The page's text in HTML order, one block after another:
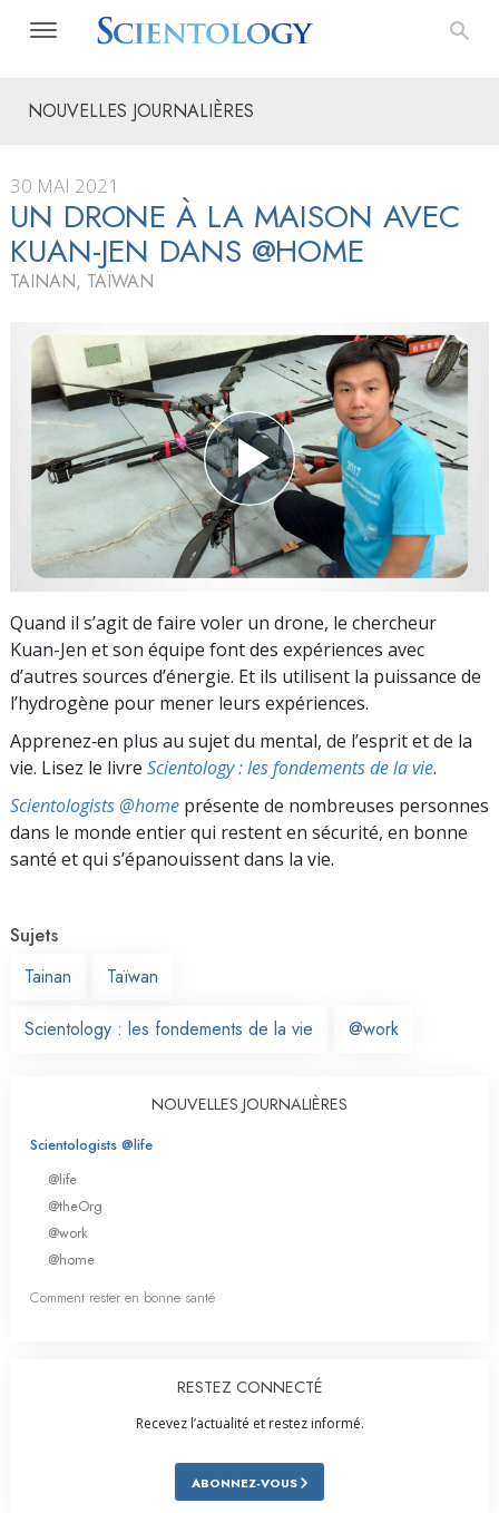
NOUVELLES JOURNALIÈRES
30 MAI 2021
UN DRONE À LA MAISON AVEC
KUAN-JEN DANS @HOME
TAINAN, TAÏWAN
Quand il s’agit de faire voler un drone, le chercheur
Kuan-Jen et son équipe font des expériences avec
d’autres sources d’énergie. Et ils utilisent la puissance de
l’hydrogène pour mener leurs expériences.
Apprenez‑en plus au sujet du mental, de l’esprit et de la
vie. Lisez le livre Scientology : les fondements de la vie.
Scientologists @home présente de nombreuses personnes
dans le monde entier qui restent en sécurité, en bonne
santé et qui s’épanouissent dans la vie.
Sujets
Tainan
Taïwan
Scientology : les fondements de la vie @work
NOUVELLES JOURNALIÈRES
Scientologists @life
@life
@theOrg
@work
@home
Comment rester en bonne santé
RESTEZ CONNECTÉ
Recevez l’actualité et restez informé.
ABONNEZ-VOUS